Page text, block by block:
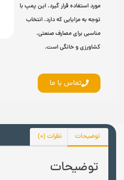
مورد استفاده قرار گیرد. این پمپ با
توجه به مزایایی که دارد، انتخاب
مناسبی برای مصارف صنعتی،
کشاورزی و خانگی است.
تماس با ما
توضیحات نظرات (0)
توضیحات